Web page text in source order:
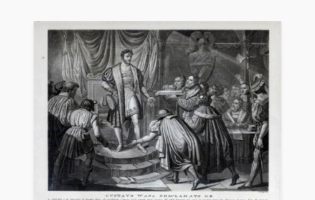
volume II, Bip-Car, Reggio Emilia, Edizioni Diabasis,
p. 232.